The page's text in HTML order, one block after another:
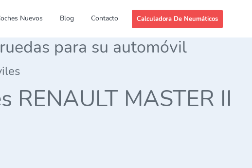
Nuevos Blog Contacto Calculadora De Neumáticos
para su automóvil
RENAULT MASTER II